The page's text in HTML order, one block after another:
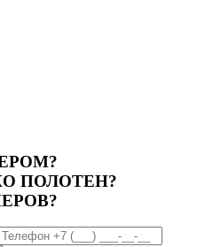
ПОЛОТЕН?